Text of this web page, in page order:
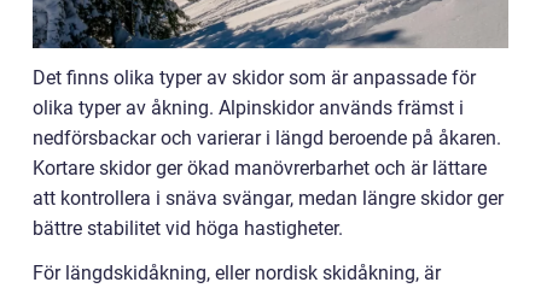
Det finns olika typer av skidor som är anpassade för
olika typer av åkning. Alpinskidor används främst i
nedförsbackar och varierar i längd beroende på åkaren.
Kortare skidor ger ökad manövrerbarhet och är lättare
att kontrollera i snäva svängar, medan längre skidor ger
bättre stabilitet vid höga hastigheter.
För längdskidåkning, eller nordisk skidåkning, är